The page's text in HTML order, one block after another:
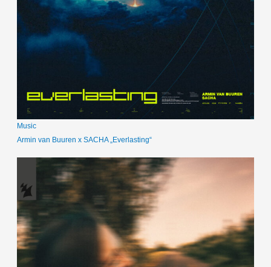
Music
Armin van Buuren x SACHA „Everlasting“